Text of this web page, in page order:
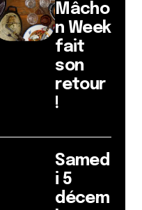
Mâcho
n Week
fait
son
retour
!
Samed
i 5
décem